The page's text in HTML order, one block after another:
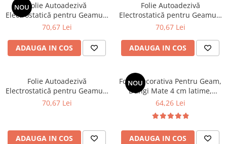
NOUFolie Autoadezivă
Electrostatică pentru Geamuri
și Ferestre, Model
Protecție Intimitate și
Decorativă, Dimensiuni 60 x
70,67 Lei
ADAUGA IN COS
Folie Autoadezivă
Electrostatică pentru Geamuri
și Ferestre, Model Linii
Protecție Intimitate și
Decorativă, Dimensiuni 60 x
70,67 Lei
ADAUGA IN COS
Folie Autoadezivă
Electrostatică pentru Geamuri
și Ferestre, Model Frunze
Decorativă, Dimensiuni 60 x
200 cm
70,67 Lei
ADAUGA IN COS
NOU
Folie Decorativa Pentru Geam,
Dungi Mate 4 cm latime,
Pentru Intimitate si Protectie
64,26 Lei
ADAUGA IN COS